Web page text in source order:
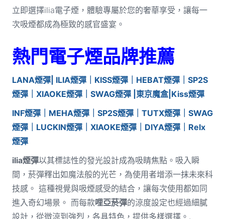
立即選擇ilia電子煙，體驗專屬於您的奢華享受，讓每一
次吸煙都成為極致的感官盛宴。
熱門電子煙品牌推薦
LANA煙彈| ILIA煙彈｜KISS煙彈｜HEBAT煙彈｜SP2S
煙彈｜XIAOKE煙彈｜SWAG煙彈 |東京魔盒| Kiss煙彈
INF煙彈｜MEHA煙彈｜SP2S煙彈｜TUTX煙彈｜SWAG
煙彈｜LUCKIN煙彈｜XIAOKE煙彈｜DIYA煙彈｜Relx
煙彈
ilia煙彈以其標誌性的發光設計成為吸睛焦點。吸入瞬
間，菸彈釋出如魔法般的光芒，為使用者增添一抹未來科
技感。 這種視覺與吸煙感受的結合，讓每次使用都如同
進入奇幻場景。 而每款哩亞菸彈的涼度設定也經過細膩
設計，從微涼到強烈，各具特色，提供多樣選擇。.